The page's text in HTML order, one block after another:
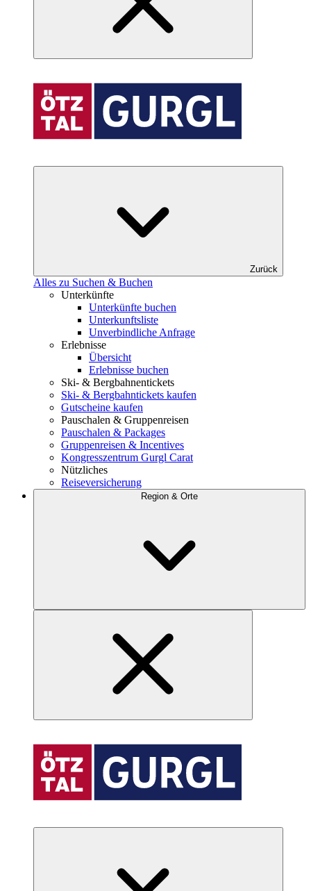
Zurück
Alles zu Suchen & Buchen
Unterkünfte
Unterkünfte buchen
Unterkunftsliste
Unverbindliche Anfrage
Erlebnisse
Übersicht
Erlebnisse buchen
Ski- & Bergbahnentickets
Ski- & Bergbahntickets kaufen
Gutscheine kaufen
Pauschalen & Gruppenreisen
Pauschalen & Packages
Gruppenreisen & Incentives
Kongresszentrum Gurgl Carat
Nützliches
Reiseversicherung
Region & Orte